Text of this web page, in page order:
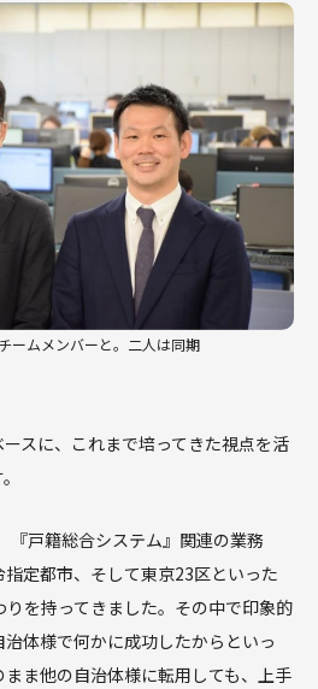
ームメンバーと。二人は同期
スに、これまで培ってきた視点を活
『戸籍総合システム』関連の業務
定都市、そして東京23区といった
を持ってきました。その中で印象的
体様で何かに成功したからといっ
ま他の自治体様に転用しても、上手